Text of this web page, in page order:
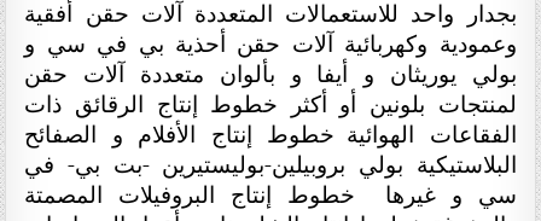
بجدار واحد للاستعمالات المتعددة آلات حقن أفقية
وعمودية وكهربائية آلات حقن أحذية بي في سي و
بولي يوريثان و أيفا و بألوان متعددة آلات حقن
لمنتجات بلونين أو أكثر خطوط إنتاج الرقائق ذات
الفقاعات الهوائية خطوط إنتاج الأفلام و الصفائح
البلاستيكية بولي بروبيلين-بوليستيرين -بت بي- في
سي و غيرها خطوط إنتاج البروفيلات المصمتة